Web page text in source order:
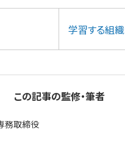
学習する組織
この記事の監修・筆者
務取締役